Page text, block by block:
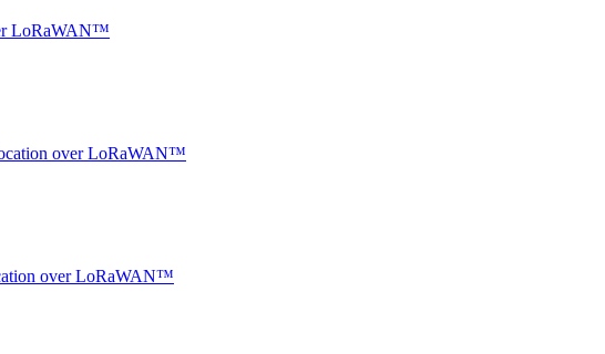
LoRaWAN™
over LoRaWAN™
over LoRaWAN™